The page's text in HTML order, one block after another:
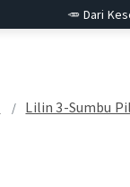
🥕 Dari
Lilin 3-Sumbu